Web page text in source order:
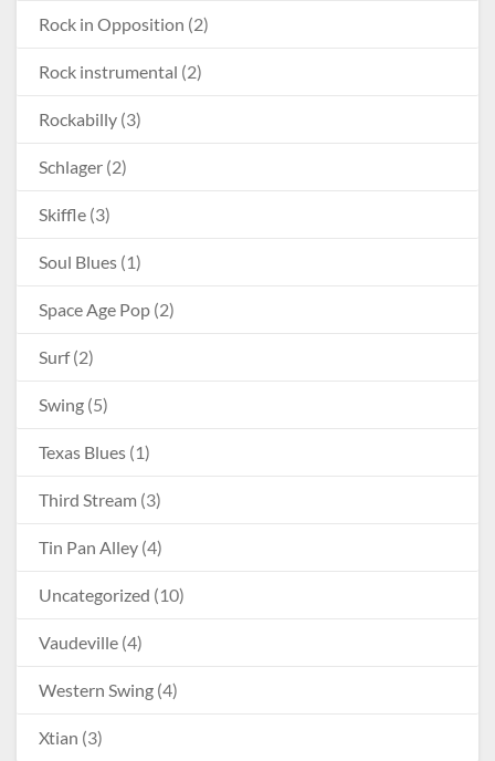
Rock in Opposition (2)
Rock instrumental (2)
Rockabilly (3)
Schlager (2)
Skiffle (3)
Soul Blues (1)
Space Age Pop (2)
Surf(2)
Swing (5)
Texas Blues (1)
Third Stream (3)
Tin Pan Alley (4)
Uncategorized (10)
Vaudeville (4)
Western Swing (4)
Xtian (3)